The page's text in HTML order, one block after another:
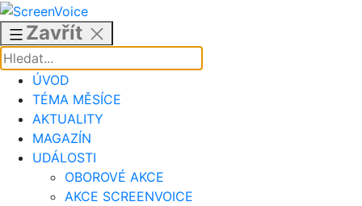
Přejít
obsahu
Zavřít
ÚVOD
TÉMA MĚSÍCE
AKTUALITY
MAGAZÍN
UDÁLOSTI
OBOROVÉ AKCE
AKCE SCREENVOICE